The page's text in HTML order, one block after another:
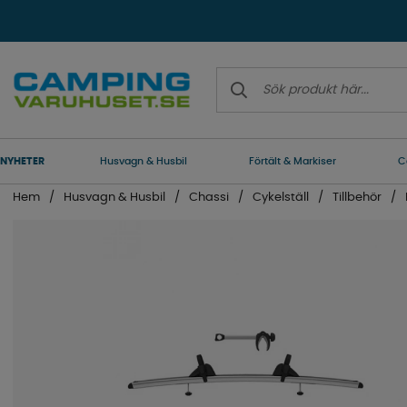
NYHETER Husvagn & Husbil Förtält & Markiser
Hem Husvagn & Husbil Chassi Cykelställ Tillbehör